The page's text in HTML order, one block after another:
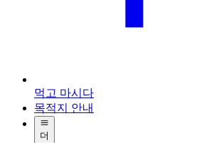
먹고 마시다
목적지 안내
더